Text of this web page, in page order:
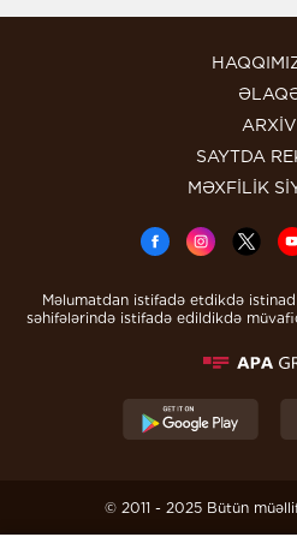
ARXİV
SAYTDA
MƏXFİLİK
Məlumatdan istifadə etdikdə
səhifələrində istifadə edildikdə
© 2011 - 2025 Bütün